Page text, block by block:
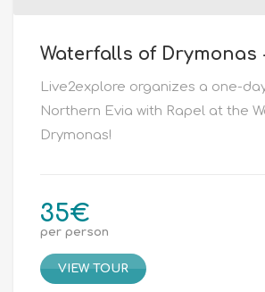
Waterfalls of Drymonas
Live2explore organizes a one-
Northern Evia with Rapel at the
Drymonas!
35€
per person
VIEW TOUR